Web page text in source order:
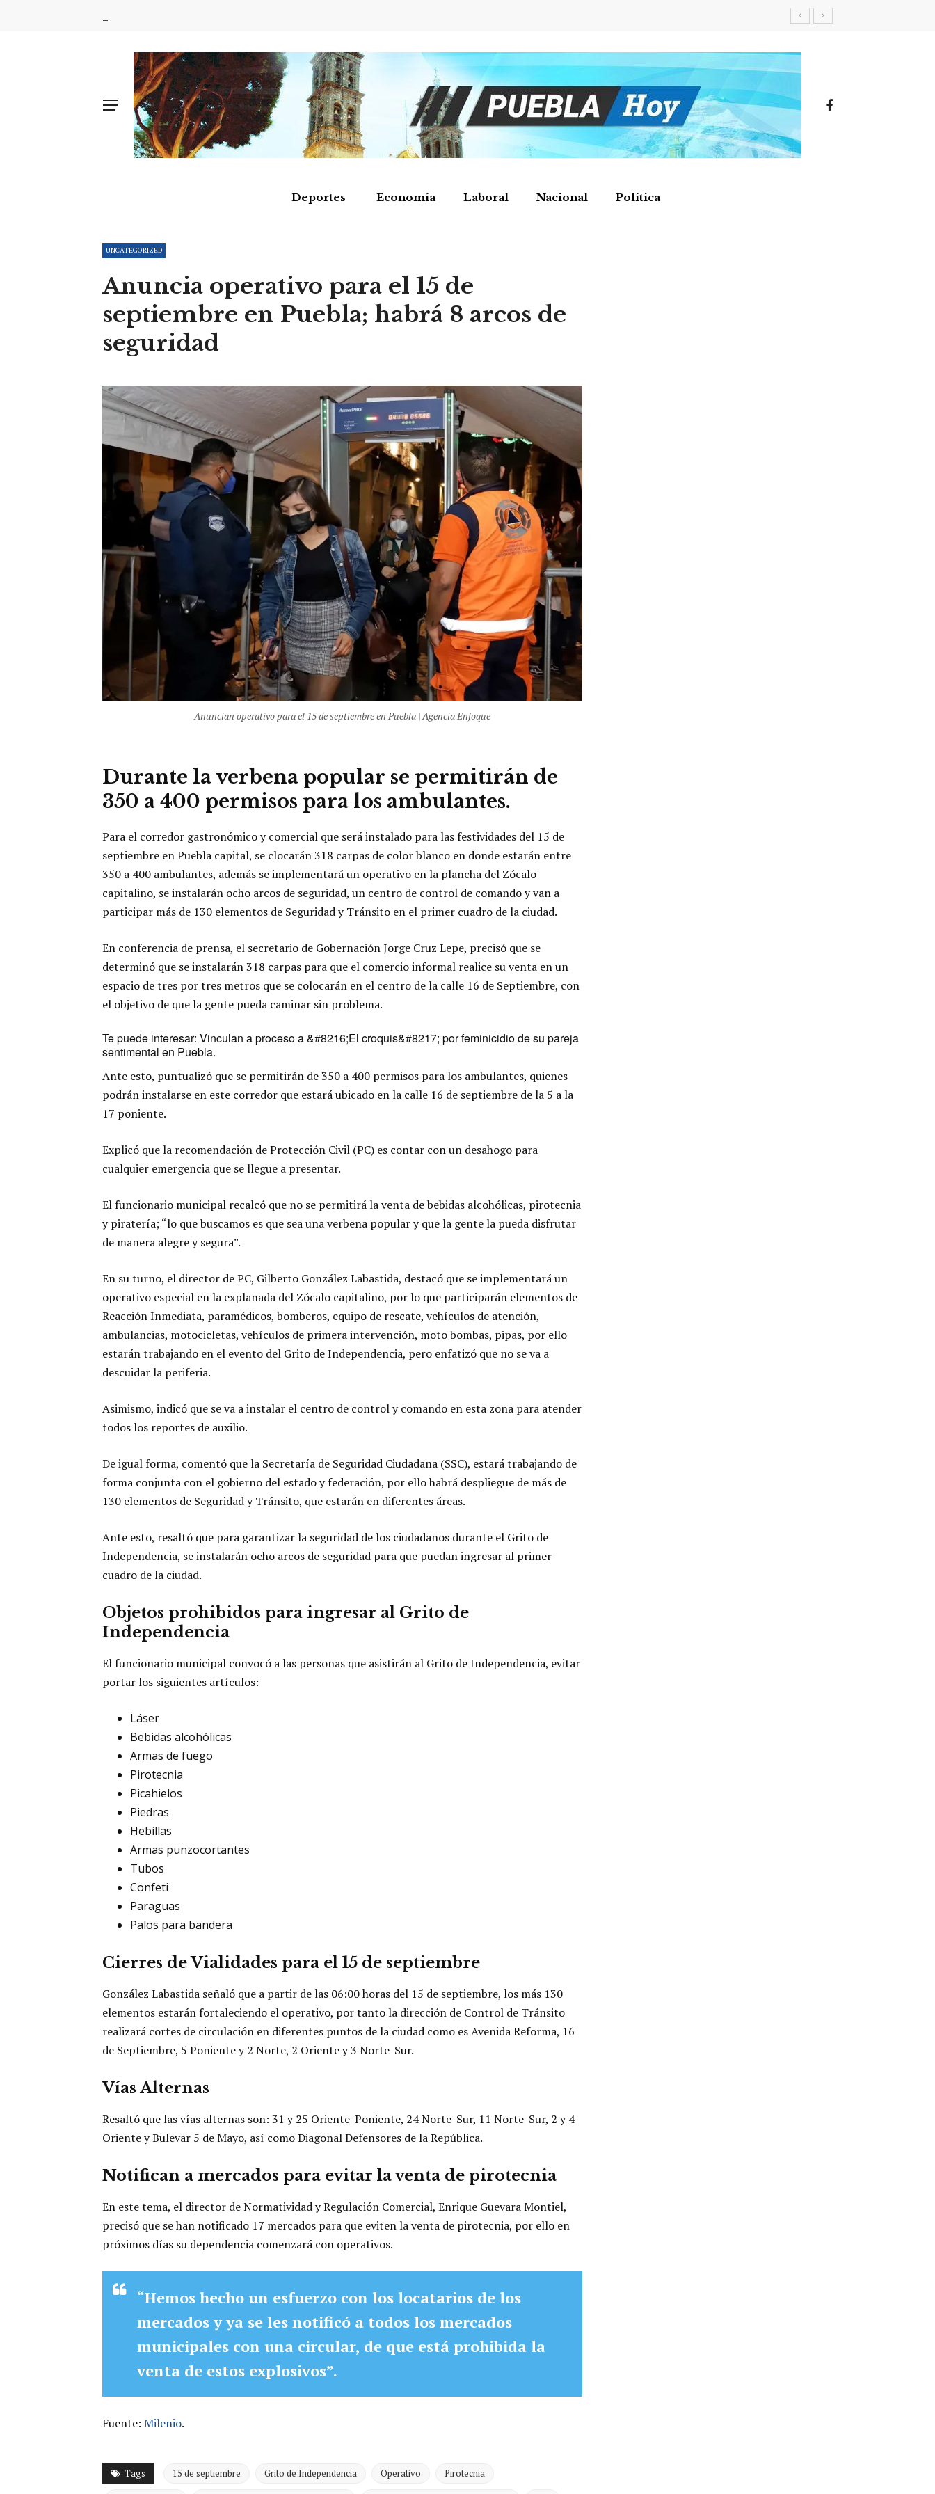
Deportes Economía Laboral Nacional Política
UNCATEGORIZED
Anuncia operativo para el 15 de
septiembre en Puebla; habrá 8 arcos de
seguridad
Anuncian operativo para el 15 de septiembre en Puebla | Agencia Enfoque
Durante la verbena popular se permitirán de
350 a 400 permisos para los ambulantes.
Para el corredor gastronómico y comercial que será instalado para las festividades del 15 de
septiembre en Puebla capital, se clocarán 318 carpas de color blanco en donde estarán entre
350 a 400 ambulantes, además se implementará un operativo en la plancha del Zócalo
capitalino, se instalarán ocho arcos de seguridad, un centro de control de comando y van a
participar más de 130 elementos de Seguridad y Tránsito en el primer cuadro de la ciudad.
En conferencia de prensa, el secretario de Gobernación Jorge Cruz Lepe, precisó que se
determinó que se instalarán 318 carpas para que el comercio informal realice su venta en un
espacio de tres por tres metros que se colocarán en el centro de la calle 16 de Septiembre, con
el objetivo de que la gente pueda caminar sin problema.
Te puede interesar: Vinculan a proceso a &#8216;El croquis&#8217; por feminicidio de su pareja
sentimental en Puebla.
Ante esto, puntualizó que se permitirán de 350 a 400 permisos para los ambulantes, quienes
podrán instalarse en este corredor que estará ubicado en la calle 16 de septiembre de la 5 a la
17 poniente.
Explicó que la recomendación de Protección Civil (PC) es contar con un desahogo para
cualquier emergencia que se llegue a presentar.
El funcionario municipal recalcó que no se permitirá la venta de bebidas alcohólicas, pirotecnia
y piratería; “lo que buscamos es que sea una verbena popular y que la gente la pueda disfrutar
de manera alegre y segura”.
En su turno, el director de PC, Gilberto González Labastida, destacó que se implementará un
operativo especial en la explanada del Zócalo capitalino, por lo que participarán elementos de
Reacción Inmediata, paramédicos, bomberos, equipo de rescate, vehículos de atención,
ambulancias, motocicletas, vehículos de primera intervención, moto bombas, pipas, por ello
estarán trabajando en el evento del Grito de Independencia, pero enfatizó que no se va a
descuidar la periferia.
Asimismo, indicó que se va a instalar el centro de control y comando en esta zona para atender
todos los reportes de auxilio.
De igual forma, comentó que la Secretaría de Seguridad Ciudadana (SSC), estará trabajando de
forma conjunta con el gobierno del estado y federación, por ello habrá despliegue de más de
130 elementos de Seguridad y Tránsito, que estarán en diferentes áreas.
Ante esto, resaltó que para garantizar la seguridad de los ciudadanos durante el Grito de
Independencia, se instalarán ocho arcos de seguridad para que puedan ingresar al primer
cuadro de la ciudad.
Objetos prohibidos para ingresar al Grito de
Independencia
El funcionario municipal convocó a las personas que asistirán al Grito de Independencia, evitar
portar los siguientes artículos:
Láser
Bebidas alcohólicas
Armas de fuego
Pirotecnia
Picahielos
Piedras
Hebillas
Armas punzocortantes
Tubos
Confeti
Paraguas
Palos para bandera
Cierres de Vialidades para el 15 de septiembre
González Labastida señaló que a partir de las 06:00 horas del 15 de septiembre, los más 130
elementos estarán fortaleciendo el operativo, por tanto la dirección de Control de Tránsito
realizará cortes de circulación en diferentes puntos de la ciudad como es Avenida Reforma, 16
de Septiembre, 5 Poniente y 2 Norte, 2 Oriente y 3 Norte-Sur.
Vías Alternas
Resaltó que las vías alternas son: 31 y 25 Oriente-Poniente, 24 Norte-Sur, 11 Norte-Sur, 2 y 4
Oriente y Bulevar 5 de Mayo, así como Diagonal Defensores de la República.
Notifican a mercados para evitar la venta de pirotecnia
En este tema, el director de Normatividad y Regulación Comercial, Enrique Guevara Montiel,
precisó que se han notificado 17 mercados para que eviten la venta de pirotecnia, por ello en
próximos días su dependencia comenzará con operativos.
“Hemos hecho un esfuerzo con los locatarios de los
mercados y ya se les notificó a todos los mercados
municipales con una circular, de que está prohibida la
venta de estos explosivos”.
Fuente: Milenio.
Tags 15 de septiembre Grito de Independencia Operativo Pirotecnia